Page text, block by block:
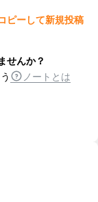
ピーして新規投稿
せんか？
ノートとは